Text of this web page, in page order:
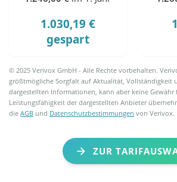
1.030,19 €
gespart
© 2025 Verivox GmbH - Alle Rechte vorbehalten.
größtmögliche Sorgfalt auf Aktualität, Vollständigkeit
dargestellten Informationen, kann aber keine Gewähr
Leistungsfähigkeit der dargestellten Anbieter
dieAGB und Datenschutzbestimmungen von Verivox.
ZUR